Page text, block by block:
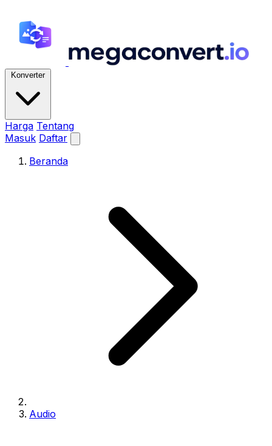
Konverter
Harga Tentang
Masuk Daftar
Beranda
Audio